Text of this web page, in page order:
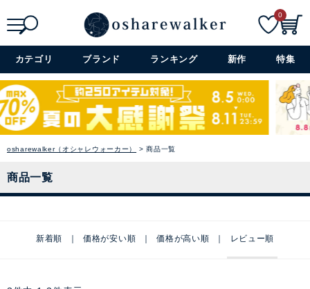
詳細検索+
0
カテゴリ ブランド ランキング 新作 特集
osharewalker（オシャレウォーカー） 商品一覧
商品一覧
新着順 価格が安い順 価格が高い順 レビュー順